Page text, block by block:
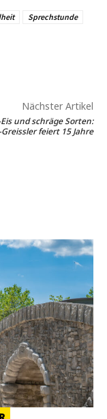
Sprechstunde
Nächster Artikel
und schräge Sorten:
Greissler feiert 15 Jahre